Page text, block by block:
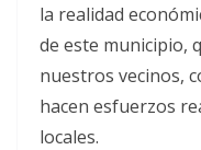
la realidad
de este municipio,
nuestros vecinos,
hacen esfuerzos
locales.